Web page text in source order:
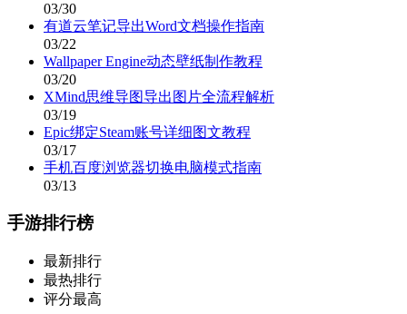
03/30
有道云笔记导出Word文档操作指南
03/22
Wallpaper Engine动态壁纸制作教程
03/20
XMind思维导图导出图片全流程解析
03/19
Epic绑定Steam账号详细图文教程
03/17
手机百度浏览器切换电脑模式指南
03/13
手游排行榜
最新排行
最热排行
评分最高